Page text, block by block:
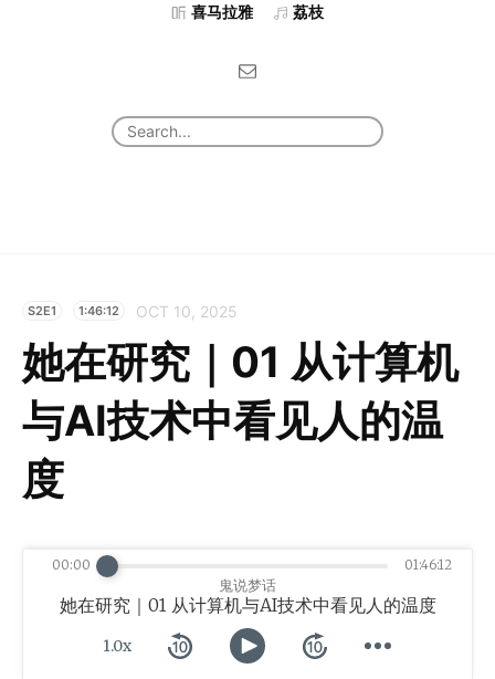
喜马拉雅 荔枝
S2E1 1:46:12 OCT 10, 2025
她在研究｜01 从计算机
与AI技术中看见人的温
度
鬼说梦话
她在研究｜01 从计算机与AI技术中看见人的温度
1.0x
00:00 01:46:12